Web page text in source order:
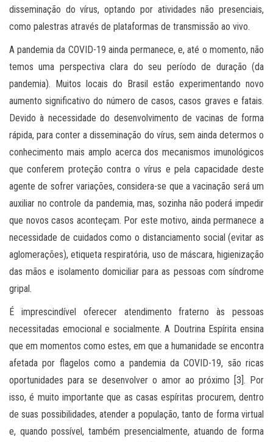
disseminação do vírus, optando por atividades não presenciais,
como palestras através de plataformas de transmissão ao vivo.
A pandemia da COVID-19 ainda permanece, e, até o momento, não
temos uma perspectiva clara do seu período de duração (da
pandemia). Muitos locais do Brasil estão experimentando novo
aumento significativo do número de casos, casos graves e fatais.
Devido à necessidade do desenvolvimento de vacinas de forma
rápida, para conter a disseminação do vírus, sem ainda determos o
conhecimento mais amplo acerca dos mecanismos imunológicos
que conferem proteção contra o vírus e pela capacidade deste
agente de sofrer variações, considera-se que a vacinação será um
auxiliar no controle da pandemia, mas, sozinha não poderá impedir
que novos casos aconteçam. Por este motivo, ainda permanece a
necessidade de cuidados como o distanciamento social (evitar as
aglomerações), etiqueta respiratória, uso de máscara, higienização
das mãos e isolamento domiciliar para as pessoas com síndrome
gripal.
É imprescindível oferecer atendimento fraterno às pessoas
necessitadas emocional e socialmente. A Doutrina Espírita ensina
que em momentos como estes, em que a humanidade se encontra
afetada por flagelos como a pandemia da COVID-19, são ricas
oportunidades para se desenvolver o amor ao próximo [3]. Por
isso, é muito importante que as casas espíritas procurem, dentro
de suas possibilidades, atender a população, tanto de forma virtual
e, quando possível, também presencialmente, atuando de forma